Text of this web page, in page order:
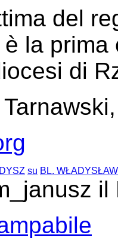
del
la
di
su BL.